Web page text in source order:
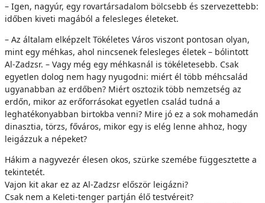
– Igen, nagyúr, egy rovartársadalom bölcsebb és szervezettebb:
időben kiveti magából a felesleges életeket.
– Az általam elképzelt Tökéletes Város viszont pontosan olyan,
mint egy méhkas, ahol nincsenek felesleges életek – bólintott
Al-Zadzsr. – Vagy még egy méhkasnál is tökéletesebb. Csak
egyetlen dolog nem hagy nyugodni: miért él több méhcsalád
ugyanabban az erdőben? Miért osztozik több nemzetség az
erdőn, mikor az erőforrásokat egyetlen család tudná a
leghatékonyabban birtokba venni? Mire jó ez a sok mohamedán
dinasztia, törzs, főváros, mikor egy is elég lenne ahhoz, hogy
leigázzuk a népeket?
Hákim a nagyvezér élesen okos, szürke szemébe függesztette a
tekintetét.
Vajon kit akar ez az Al-Zadzsr először leigázni?
Csak nem a Keleti-tenger partján élő testvéreit?